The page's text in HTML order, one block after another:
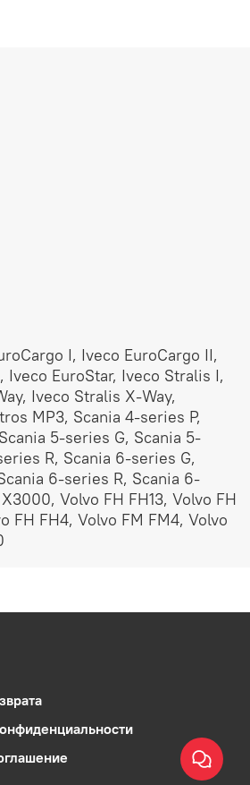
ABS, модуль тормозной
I, Iveco EuroCargo II,
Iveco EuroStar, Iveco Stralis I,
Iveco Stralis X-Way,
MP3, Scania 4-series P,
5-series G, Scania 5-
R, Scania 6-series G,
6-series R, Scania 6-
Volvo FH FH13, Volvo FH
FH FH4, Volvo FM FM4, Volvo